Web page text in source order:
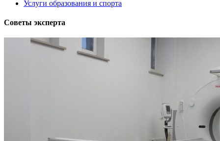
Услуги образования и спорта
Советы эксперта